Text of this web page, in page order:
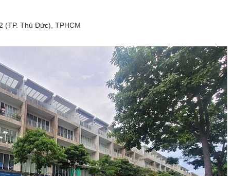
(TP. Thủ Đức), TPHCM